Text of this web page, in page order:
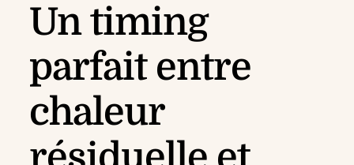
Un timing
parfait entre
chaleur